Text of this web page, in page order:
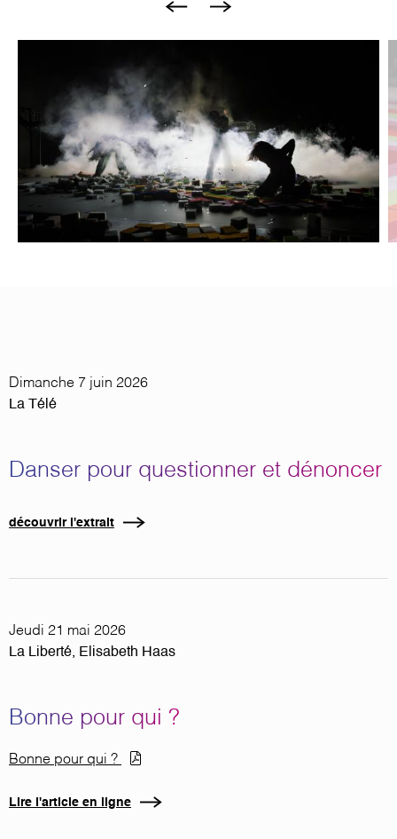
Dimanche 7 juin 2026
La Télé
Danser pour questionner et dénoncer
découvrir l'extrait
Jeudi 21 mai 2026
La Liberté, Elisabeth Haas
Bonne pour qui ?
Document
Bonne pour qui ?
Lire l'article en ligne